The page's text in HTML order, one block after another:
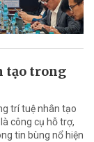
tạo trong
trí tuệ nhân tạo
công cụ hỗ trợ,
tin bùng nổ hiện